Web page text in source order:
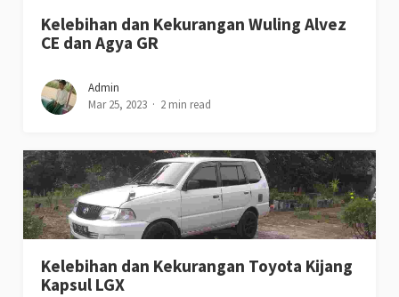
Kelebihan dan Kekurangan Wuling Alvez
CE dan Agya GR
Admin
Mar 25, 2023
2 min read
Kelebihan dan Kekurangan Toyota Kijang
Kapsul LGX